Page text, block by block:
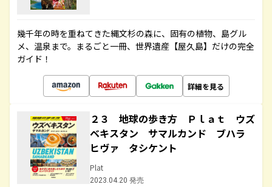
幾千年の時を重ねてきた縄文杉の森に、固有の植物、島グル
メ、温泉まで。まるごと一冊、世界遺産【屋久島】だけの完全
ガイド！
詳細を見る
２３ 地球の歩き方 Ｐｌａｔ ウズ
ベキスタン サマルカンド ブハラ
ヒヴァ タシケント
Plat
2023.04.20 発売